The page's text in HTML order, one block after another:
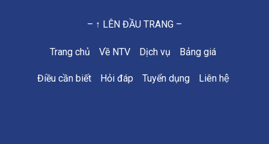
– ↑ LÊN ĐẦU TRANG –
Trang chủ Về NTV Dịch vụ Bảng giá
Điều cần biết Hỏi đáp Tuyển dụng Liên hệ